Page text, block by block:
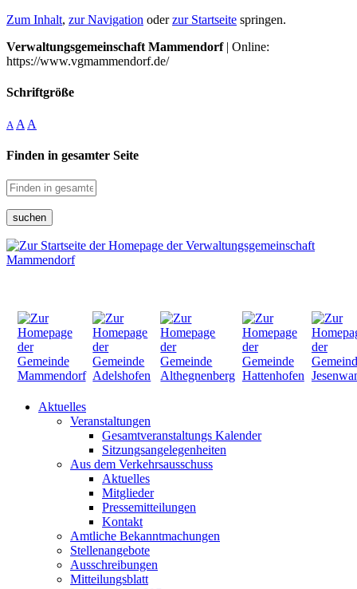
Zum Inhalt, zur Navigation oderzur Startseite springen.
Verwaltungsgemeinschaft Mammendorf| Online:
https://www.vgmammendorf.de/
Schriftgröße
A A A
Finden in gesamter Seite
suchen
Aktuelles
Veranstaltungen
Gesamtveranstaltungs Kalender
Sitzungsangelegenheiten
Aus dem Verkehrsausschuss
Aktuelles
Mitglieder
Pressemitteilungen
Kontakt
Amtliche Bekanntmachungen
Stellenangebote
Ausschreibungen
Mitteilungsblatt